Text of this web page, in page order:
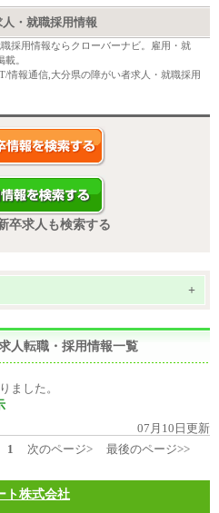
・就職採用情報
採用情報ならクローバーナビ。雇用・就
。
情報通信,大分県の障がい者求人・就職採用
卒求人も検索する
+
人転職・採用情報一覧
ました。
07月10日更新
1 次のページ> 最後のページ>>
ト株式会社